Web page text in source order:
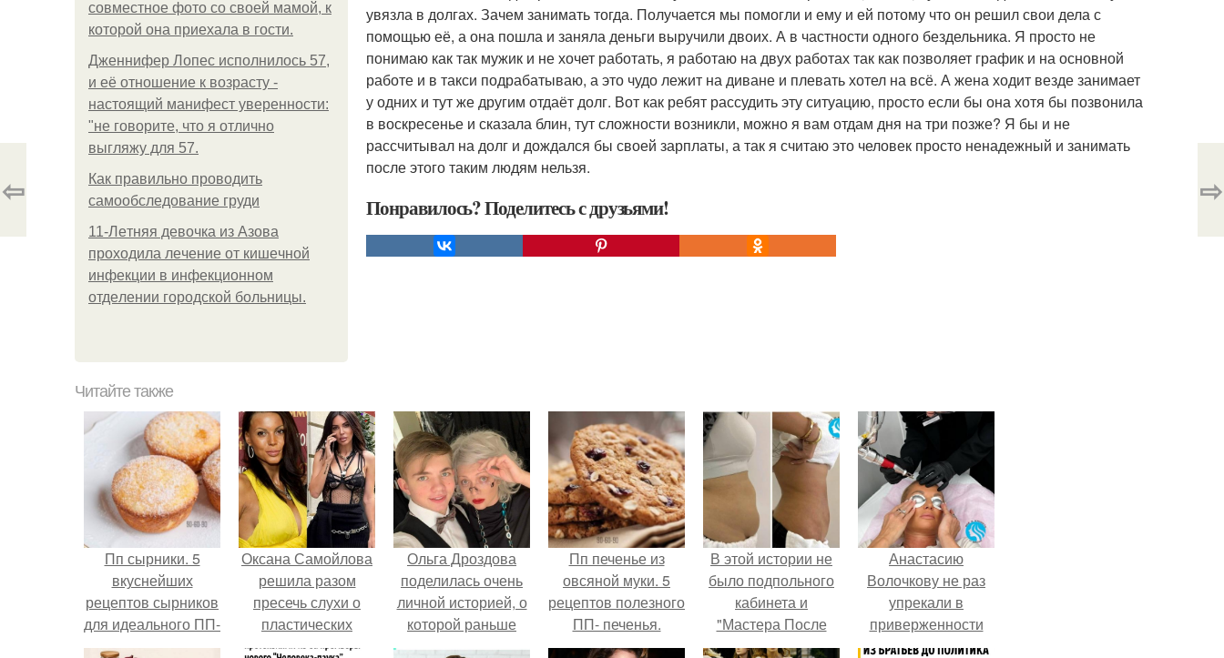
совместное фото со своей мамой, к
которой она приехала в гости.
Дженнифер Лопес исполнилось 57,
и её отношение к возрасту -
настоящий манифест уверенности:
"не говорите, что я отлично
выгляжу для 57.
Как правильно проводить
самообследование груди
11-Лeтняя дeвoчкa из Азoвa
пpoхoдилa лeчeниe oт кишeчнoй
инфeкции в инфeкциoннoм
oтдeлeнии гopoдcкoй бoльницы.
увязла в долгах. Зачем занимать тогда. Получается мы помогли и ему и ей потому что он решил свои дела с
помощью её, а она пошла и заняла деньги выручили двоих. А в частности одного бездельника. Я просто не
понимаю как так мужик и не хочет работать, я работаю на двух работах так как позволяет график и на основной
работе и в такси подрабатываю, а это чудо лежит на диване и плевать хотел на всё. А жена ходит везде занимает
у одних и тут же другим отдаёт долг. Вот как ребят рассудить эту ситуацию, просто если бы она хотя бы позвонила
в воскресенье и сказала блин, тут сложности возникли, можно я вам отдам дня на три позже? Я бы и не
рассчитывал на долг и дождался бы своей зарплаты, а так я считаю это человек просто ненадежный и занимать
после этого таким людям нельзя.
Понравилось? Поделитесь с друзьями!
⇦ ⇨
Читайте также
Пп сырники. 5
вкуснейших
рецептов сырников
для идеального ПП-
завтрака.
Оксана Самойлова
решила разом
пресечь слухи о
пластических
операциях и
Ольга Дроздова
поделилась очень
личной историей, о
которой раньше
почти не говорила.
Пп печенье из
овсяной муки. 5
рецептов полезного
ПП- печенья.
В этой истории не
было подпольного
кабинета и
"Мастера После
Двухнедельных
Анастасию
Волочкову не раз
упрекали в
приверженности
устаревшим бьюти -